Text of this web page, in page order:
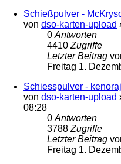
Schießpulver -
von dso-karten-upload
0Antworten
4410Zugriffe
Letzter Beitrag
Freitag 1.
Schiesspulver - kenoraj
von dso-karten-upload
08:28
0Antworten
3788Zugriffe
Letzter Beitrag
Freitag 1.